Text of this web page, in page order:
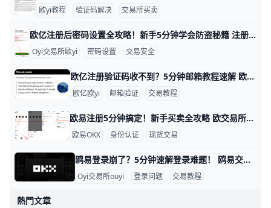
欧yi教程 验证码解决 交易所买卖
欧亿注册后密码设置全攻略！新手5分钟学会防盗秘籍 注册O易（欧一，也叫“欧交易所”）后，设置密码是保护账户的第一步。通常分两种：登录密码和资金密码。新手别担心，我用简单步骤带你一步步来，比如用手机号+86 139xxxxxxx注册，密码建议设成“OkX2026!Abc1”这种强组合，包含大小写、数字和符号，长8位以上。​
Oyi交易所歐yi 密码设置 交易安全
欧亿注册验证码收不到？5分钟邮箱教程速解 欧交易所邮箱注册收不到验证码？简单教程帮你搞定 大家好！在欧亿（欧一）交易所注册账户时，很多新手遇到邮箱收不到验证码的问题。这很常见，通常是因为垃圾邮件拦截或网络延迟导致。别担心，本文一步步教你排查，5分钟内就能解决。​
欧亿欧yi 邮箱验证 交易教程
欧易注册5分钟搞定！新手买卖全攻略 欧交易所买卖教程：注册信息填写指南 大家好！想在欧易（OKX）交易所买卖加密货币吗？这个教程用简单步骤教你从注册到交易。跟着做，5分钟就能上手，新手也能轻松学会。 第一步：访问官网准备资料 打开浏览器，输入 www.okx.com 进入欧易官网，或者下载“OKX”APP（苹果商店或安卓市场搜索）。准备好你的邮箱（如
欧易OKX 身份认证 现货交易
鸥易登录崩了？5分钟速解登录难题！ 鸥易交易所登录不了？别急，这里有简单步骤帮你一步步解决。很多用户遇到这个问题，通常是因为网络慢、缓存堵塞或验证码出错。根据常见反馈，80%的登录失败来自浏览器缓存和网络问题，比如Chrome浏览器缓存没清干净，导致页面卡住。​
Oyi交易所ouyi 登录问题 交易教程
熱門文章